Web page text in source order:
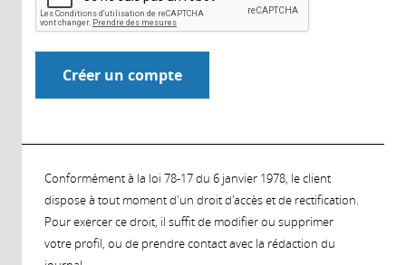
Conformément à la loi 78-17 du 6 janvier 1978, le client
dispose à tout moment d'un droit d'accès et de rectification.
Pour exercer ce droit, il suffit de modifier ou supprimer
votre profil, ou de prendre contact avec la rédaction du